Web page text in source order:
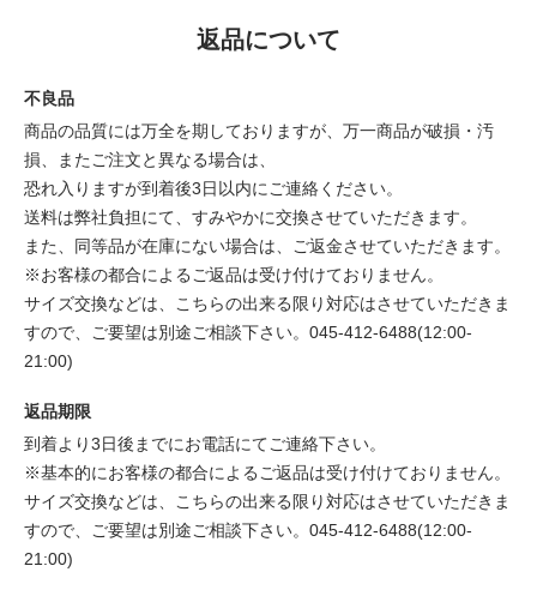
返品について
不良品
商品の品質には万全を期しておりますが、万一商品が破損・汚
損、またご注文と異なる場合は、
恐れ入りますが到着後3日以内にご連絡ください。
送料は弊社負担にて、すみやかに交換させていただきます。
また、同等品が在庫にない場合は、ご返金させていただきます。
※お客様の都合によるご返品は受け付けておりません。
サイズ交換などは、こちらの出来る限り対応はさせていただきま
すので、ご要望は別途ご相談下さい。045-412-6488(12:00-
21:00)
返品期限
到着より3日後までにお電話にてご連絡下さい。
※基本的にお客様の都合によるご返品は受け付けておりません。
サイズ交換などは、こちらの出来る限り対応はさせていただきま
すので、ご要望は別途ご相談下さい。045-412-6488(12:00-
21:00)